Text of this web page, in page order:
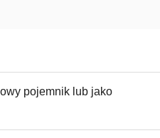
pojemnik lub jako